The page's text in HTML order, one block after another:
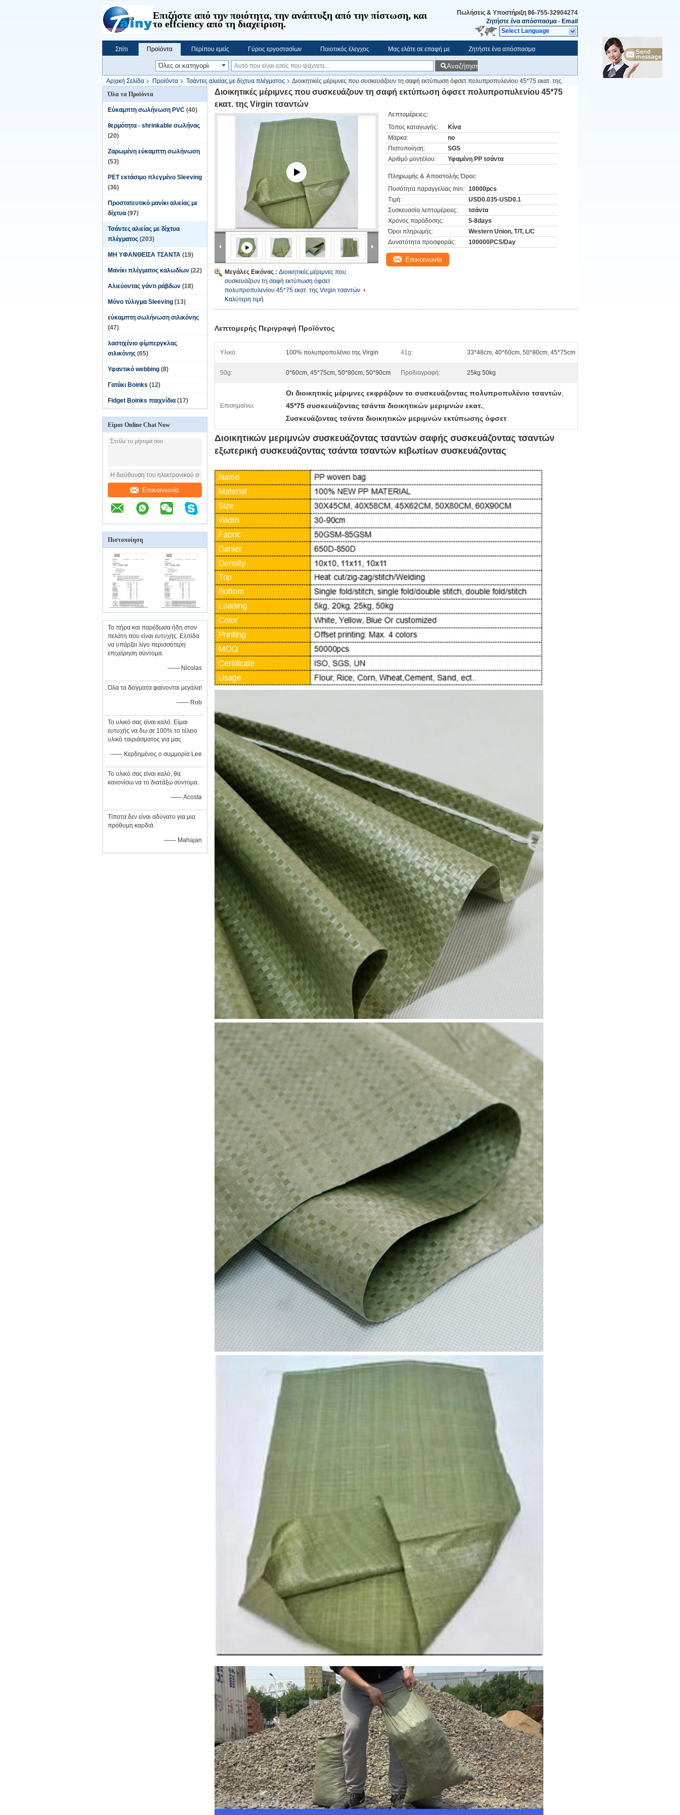
Επιζήστε από την ποιότητα, την ανάπτυξη από την πίστωση, και
το effciency από τη διαχείριση.
Πωλήσεις & Υποστήριξη 86-755-32904274
Ζητήστε ένα απόσπασμα - Email
Select Language
Σπίτι Προϊόντα Περίπου εμείς Γύρος εργοστασίων Ποιοτικός έλεγχος Μας ελάτε σε επαφή με Ζητήστε ένα απόσπασμα
Αναζήτηση
Αρχική Σελίδα Προϊόντα Τσάντες αλιείας με δίχτυα πλέγματος
Διοικητικές μέριμνες που συσκευάζουν τη σαφή εκτύπωση όφσετ πολυπροπυλενίου 45*75 εκατ. της
Virgin τσαντών
Όλα τα Προϊόντα
Εύκαμπτη σωλήνωση PVC (40)
θερμότητα - shrinkable σωλήνας
(20)
Ζαρωμένη εύκαμπτη σωλήνωση
(53)
PET εκτάσιμο πλεγμένο Sleeving
(36)
Προστατευτικό μανίκι αλιείας με
δίχτυα (97)
Τσάντες αλιείας με δίχτυα
πλέγματος (203)
ΜΗ ΥΦΑΝΘΕΙΣΑ ΤΣΑΝΤΑ (19)
Μανίκι πλέγματος καλωδίων (22)
Αλιεύοντας γάντι ράβδων (18)
Μόνο τύλιγμα Sleeving (13)
εύκαμπτη σωλήνωση σιλικόνης
(47)
λαστιχένιο φίμπεργκλας
σιλικόνης (65)
Υφαντικό webbing (8)
Γατάκι Boinks (12)
Fidget Boinks παιχνίδια (17)
Είμαι Online Chat Now
Επικοινωνία
Πιστοποίηση
Το πήρα και παρέδωσα ήδη στον
πελάτη που είναι ευτυχής. Ελπίδα
να υπάρξει λίγο περισσότερη
επιχείρηση σύντομα.
—— Nicolas
Όλα τα δείγματα φαίνονται μεγάλα!
—— Rob
Το υλικό σας είναι καλό. Είμαι
ευτυχής να δω σε 100% το τέλειο
υλικό ταιριάσματος για μας
—— Κερδημένος ο συμμορία Lee
Το υλικό σας είναι καλό, θα
κανονίσω να το διατάξω σύντομα.
—— Acosta
Τίποτα δεν είναι αδύνατο για μια
πρόθυμη καρδιά.
—— Mahajan
Διοικητικές μέριμνες που συσκευάζουν τη σαφή εκτύπωση όφσετ πολυπροπυλενίου 45*75
εκατ. της Virgin τσαντών
Μεγάλες Εικόνας : Διοικητικές μέριμνες που
συσκευάζουν τη σαφή εκτύπωση όφσετ
πολυπροπυλενίου 45*75 εκατ. της Virgin τσαντών
Καλύτερη τιμή
Λεπτομέρειες:
Τόπος καταγωγής:
Κίνα
Μάρκα:
no
Πιστοποίηση:
SGS
Αριθμό μοντέλου:
Υφαμένη PP τσάντα
Πληρωμής & Αποστολής Όροι:
Ποσότητα παραγγελίας min: 10000pcs
Τιμή:
USD0.035-USD0.1
Συσκευασία λεπτομέρειες:
τσάντα
Χρόνος παράδοσης:
5-8days
Όροι πληρωμής:
Western Union, T/T, L/C
Δυνατότητα προσφοράς:
100000PCS/Day
Επικοινωνία
Λεπτομερής Περιγραφή Προϊόντος
Υλικό: 100% πολυπροπυλένιο της Virgin 41g: 33*48cm, 40*60cm, 50*80cm, 45*75cm
50g: 0*60cm, 45*75cm, 50*80cm, 50*90cm Προδιαγραφή: 25kg 50kg
Επισημαίνω:
Οι διοικητικές μέριμνες εκφράζουν το συσκευάζοντας πολυπροπυλένιο τσαντών,
45*75 συσκευάζοντας τσάντα διοικητικών μεριμνών εκατ.,
Συσκευάζοντας τσάντα διοικητικών μεριμνών εκτύπωσης όφσετ
Διοικητικών μεριμνών συσκευάζοντας τσαντών σαφής συσκευάζοντας τσαντών
εξωτερική συσκευάζοντας τσάντα τσαντών κιβωτίων συσκευάζοντας